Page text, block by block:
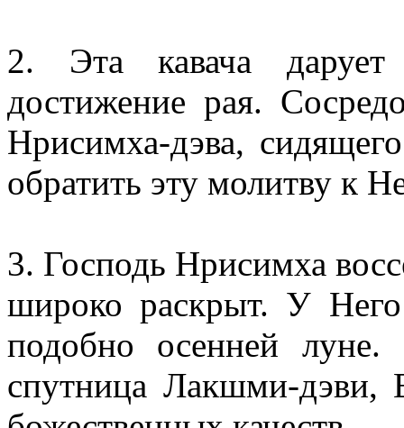
2. Эта кавача дарует
достижение рая.
Нрисимха-дэва,
обратить эту молитву к
3. Господь Нрисимха
широко раскрыт. У Него
подобно осенней луне.
спутница Лакшми-дэви,